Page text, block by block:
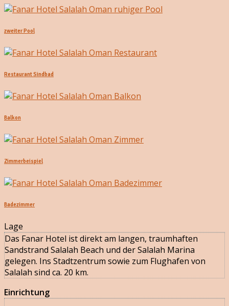
zweiter Pool
Restaurant Sindbad
Balkon
Zimmerbeispiel
Badezimmer
Lage
Das Fanar Hotel ist direkt am langen, traumhaften
Sandstrand Salalah Beach und der Salalah Marina
gelegen. Ins Stadtzentrum sowie zum Flughafen von
Salalah sind ca. 20 km.
Einrichtung